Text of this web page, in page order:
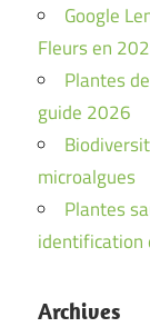
Google
Fleurs en
Plantes
guide 2026
microalgues
Plantes
identification
Archives